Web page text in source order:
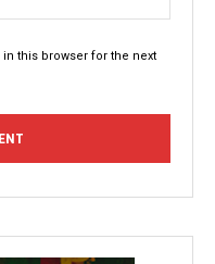
this browser for the next